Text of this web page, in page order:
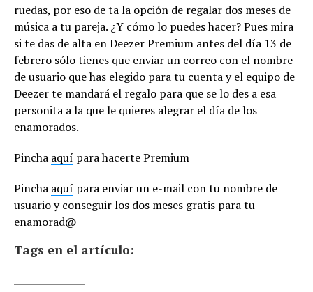
ruedas, por eso de ta la opción de regalar dos meses de
música a tu pareja. ¿Y cómo lo puedes hacer? Pues mira
si te das de alta en Deezer Premium antes del día 13 de
febrero sólo tienes que enviar un correo con el nombre
de usuario que has elegido para tu cuenta y el equipo de
Deezer te mandará el regalo para que se lo des a esa
personita a la que le quieres alegrar el día de los
enamorados.
Pincha aquí para hacerte Premium
Pincha aquí para enviar un e-mail con tu nombre de
usuario y conseguir los dos meses gratis para tu
enamorad@
Tags en el artículo: